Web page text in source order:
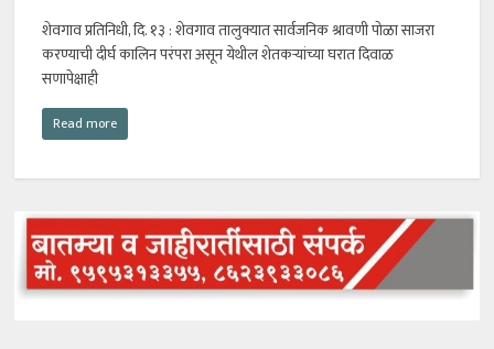
शेवगाव प्रतिनिधी, दि. १३ : शेवगाव तालुक्यात सार्वजनिक श्रावणी पोळा साजरा
करण्याची दीर्घ कालिन परंपरा असून येथील शेतकर्‍यांच्या घरात दिवाळ
सणापेक्षाही
Read more